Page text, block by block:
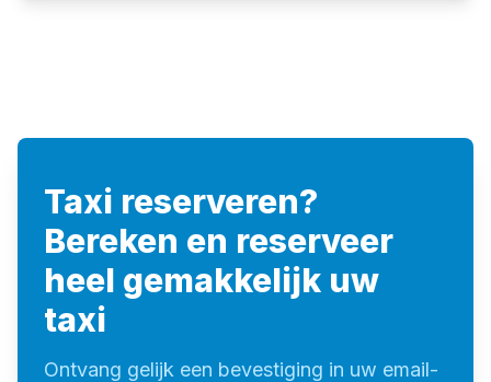
Taxi reserveren?
Bereken en reserveer
heel gemakkelijk uw
taxi
Ontvang gelijk een bevestiging in uw email-